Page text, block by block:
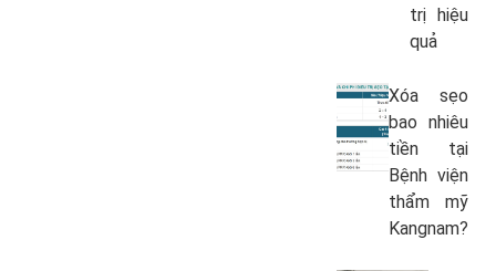
trị hiệu
quả
Xóa sẹo
bao nhiêu
tiền tại
Bệnh viện
thẩm mỹ
Kangnam?